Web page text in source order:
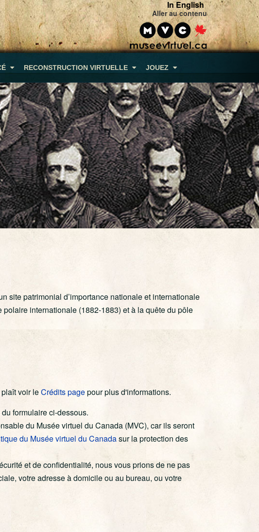
In English
Aller au contenu
RECONSTRUCTION VIRTUELLE JOUEZ
site patrimonial d’importance nationale et internationale
internationale (1882-1883) et à la quête du pôle
voir leCrédits pagepour plus d'informations.
formulaire ci-dessous.
du Musée virtuel du Canada (MVC), car ils seront
du Musée virtuel du Canadasur la protection des
et de confidentialité, nous vous prions de ne pas
votre adresse à domicile ou au bureau, ou votre